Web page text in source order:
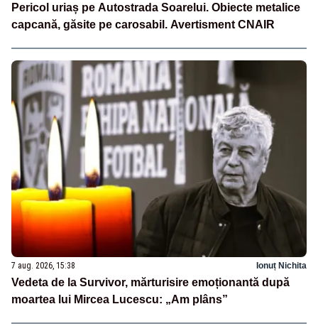
Pericol uriaș pe Autostrada Soarelui. Obiecte metalice
capcană, găsite pe carosabil. Avertisment CNAIR
7 aug. 2026, 15:38 Ionuț Nichita
Vedeta de la Survivor, mărturisire emoționantă după
moartea lui Mircea Lucescu: „Am plâns”